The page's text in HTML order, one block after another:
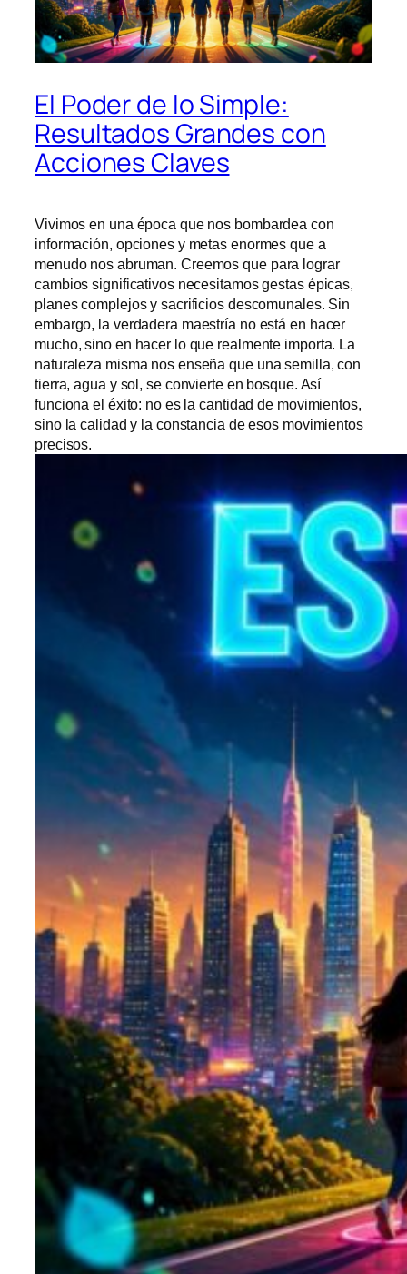
El Poder de lo Simple:
Resultados Grandes con
Acciones Claves
Vivimos en una época que nos bombardea con
información, opciones y metas enormes que a
menudo nos abruman. Creemos que para lograr
cambios significativos necesitamos gestas épicas,
planes complejos y sacrificios descomunales. Sin
embargo, la verdadera maestría no está en hacer
mucho, sino en hacer lo que realmente importa. La
naturaleza misma nos enseña que una semilla, con
tierra, agua y sol, se convierte en bosque. Así
funciona el éxito: no es la cantidad de movimientos,
sino la calidad y la constancia de esos movimientos
precisos.